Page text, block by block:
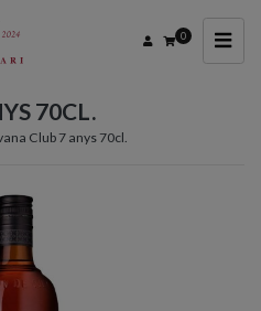
0
70CL.
Club 7 anys 70cl.